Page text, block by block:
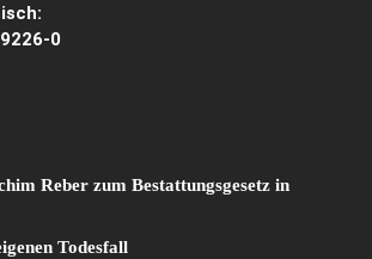
0
Reber zum Bestattungsgesetz in
Todesfall